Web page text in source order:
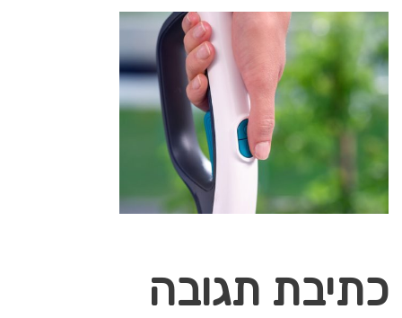
כתיבת תגובה